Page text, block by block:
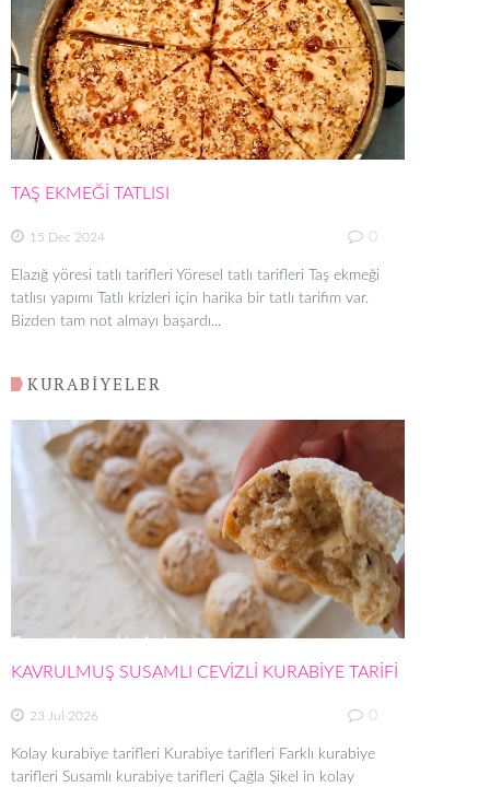
TAŞ EKMEĞİ TATLISI
15 Dec 2024 0
Elazığ yöresi tatlı tarifleri Yöresel tatlı tarifleri Taş ekmeği
tatlısı yapımı Tatlı krizleri için harika bir tatlı tarifim var.
Bizden tam not almayı başardı...
KURABİYELER
KAVRULMUŞ SUSAMLI CEVİZLİ KURABİYE TARİFİ
23 Jul 2026 0
Kolay kurabiye tarifleri Kurabiye tarifleri Farklı kurabiye
tarifleri Susamlı kurabiye tarifleri Çağla Şikel in kolay